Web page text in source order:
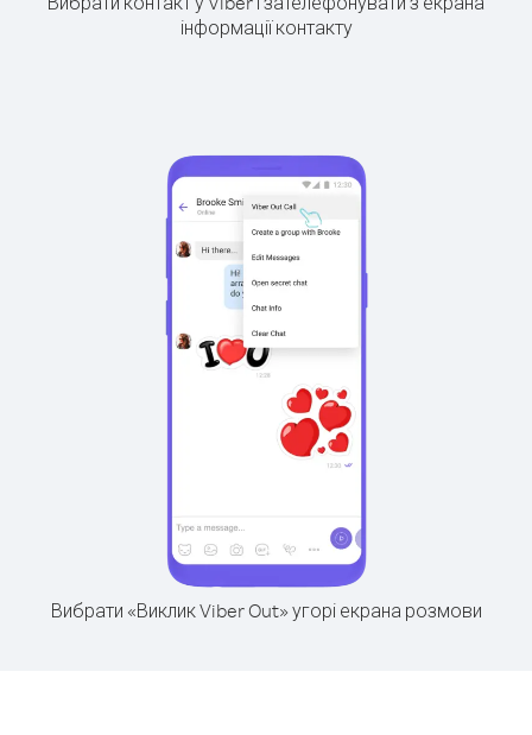
інформації контакту
Вибрати «Виклик Viber Out» угорі екрана розмови